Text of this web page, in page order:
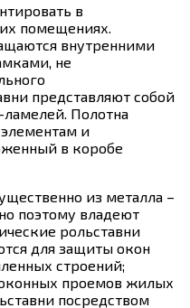
в
помещениях.
внутренними
не
представляют собой
ламелей. Полотна
и
в коробе
из металла –
поэтому владеют
рольставни
для защиты окон
строений;
проемов жилых
посредством